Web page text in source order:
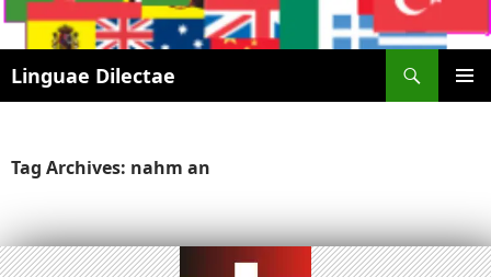
Linguae Dilectae
SKIP
Tag Archives: nahm an